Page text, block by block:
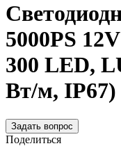
5000PS
300 LED,
Вт/м, IP67)
Задать вопрос
Поделиться